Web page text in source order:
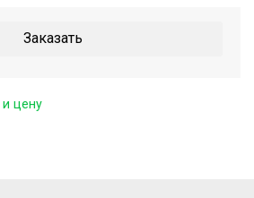
Заказать
цену